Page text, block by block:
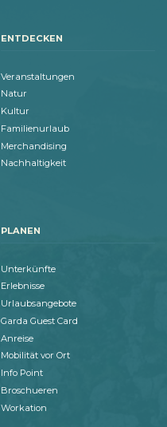
ENTDECKEN
Veranstaltungen
Natur
Kultur
Familienurlaub
Merchandising
Nachhaltigkeit
PLANEN
Unterkünfte
Erlebnisse
Urlaubsangebote
Garda Guest Card
Anreise
Mobilität vor Ort
Info Point
Broschueren
Workation